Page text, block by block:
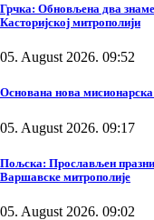
Грчка: Обновљена два
Касторијској митрополији
05. August 2026. 09:52
Основана нова
05. August 2026. 09:17
Пољска: Прослављен
Варшавске митрополије
05. August 2026. 09:02